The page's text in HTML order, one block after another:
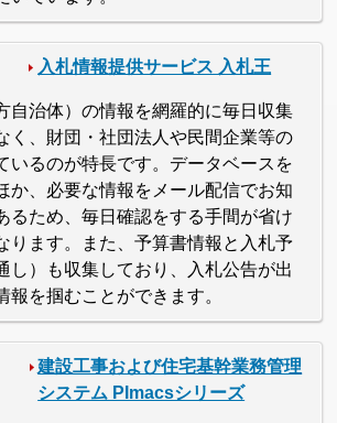
入札情報提供サービス 入札王
自治体）の情報を網羅的に毎日収集
く、財団・社団法人や民間企業等の
いるのが特長です。データベースを
か、必要な情報をメール配信でお知
るため、毎日確認をする手間が省け
ります。また、予算書情報と入札予
し）も収集しており、入札公告が出
報を掴むことができます。
建設工事および住宅基幹業務管理
システム PImacsシリーズ